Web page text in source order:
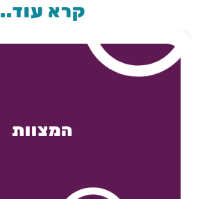
קרא עוד..
המצוות